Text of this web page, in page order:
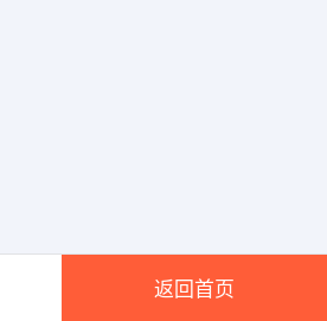
返回首页